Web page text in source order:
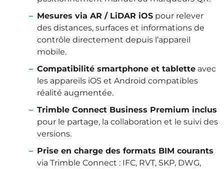
Mesures via AR / LiDAR iOS pour relever
des distances, surfaces et informations de
contrôle directement depuis l’appareil
mobile.
Compatibilité smartphone et tablette avec
les appareils iOS et Android compatibles
réalité augmentée.
Trimble Connect Business Premium inclus
pour le partage, la collaboration et le suivi des
versions.
Prise en charge des formats BIM courants
via Trimble Connect : IFC, RVT, SKP, DWG,